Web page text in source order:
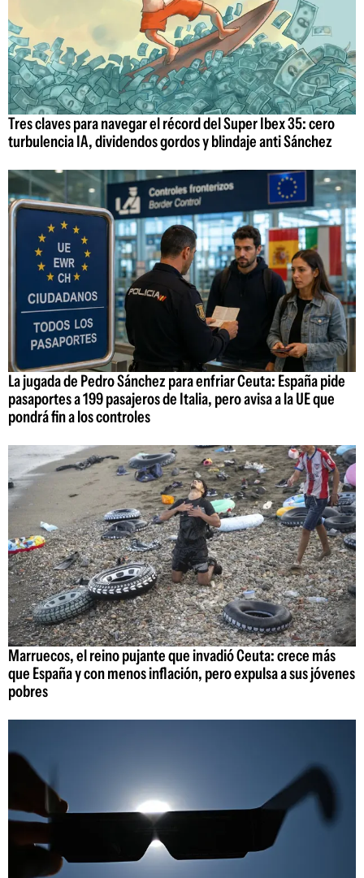
Tres claves para navegar el récord del Super Ibex 35: cero
turbulencia IA, dividendos gordos y blindaje anti Sánchez
La jugada de Pedro Sánchez para enfriar Ceuta: España pide
pasaportes a 199 pasajeros de Italia, pero avisa a la UE que
pondrá fin a los controles
Marruecos, el reino pujante que invadió Ceuta: crece más
que España y con menos inflación, pero expulsa a sus jóvenes
pobres